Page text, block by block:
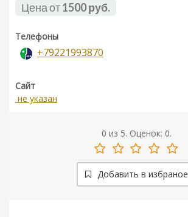
Цена от1500 руб.
Телефоны
+79221993870
Сайт
не указан
0 из 5. Оценок: 0.
Добавить в избраное